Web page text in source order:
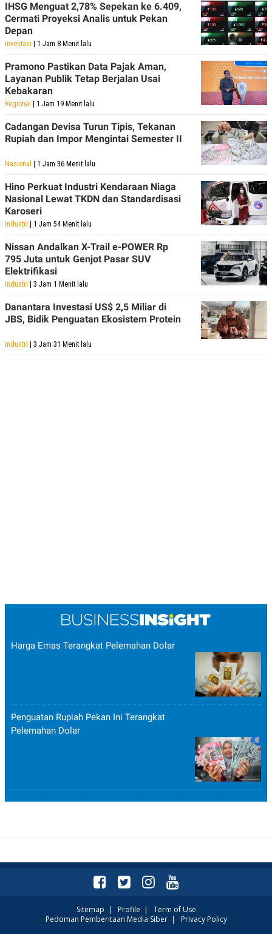
IHSG Menguat 2,78% Sepekan ke 6.409,
Cermati Proyeksi Analis untuk Pekan
Depan
Investasi | 1 Jam 8 Menit lalu
Pramono Pastikan Data Pajak Aman,
Layanan Publik Tetap Berjalan Usai
Kebakaran
Regional | 1 Jam 19 Menit lalu
Cadangan Devisa Turun Tipis, Tekanan
Rupiah dan Impor Mengintai Semester II
Nasional | 1 Jam 36 Menit lalu
Hino Perkuat Industri Kendaraan Niaga
Nasional Lewat TKDN dan Standardisasi
Karoseri
Industri | 1 Jam 54 Menit lalu
Nissan Andalkan X-Trail e-POWER Rp
795 Juta untuk Genjot Pasar SUV
Elektrifikasi
Industri | 3 Jam 1 Menit lalu
Danantara Investasi US$ 2,5 Miliar di
JBS, Bidik Penguatan Ekosistem Protein
Industri | 3 Jam 31 Menit lalu
Harga Emas Terangkat Pelemahan Dolar
Penguatan Rupiah Pekan Ini Terangkat
Pelemahan Dolar
Sitemap | Profile | Term of Use
Pedoman Pemberitaan Media Siber| Privacy Policy